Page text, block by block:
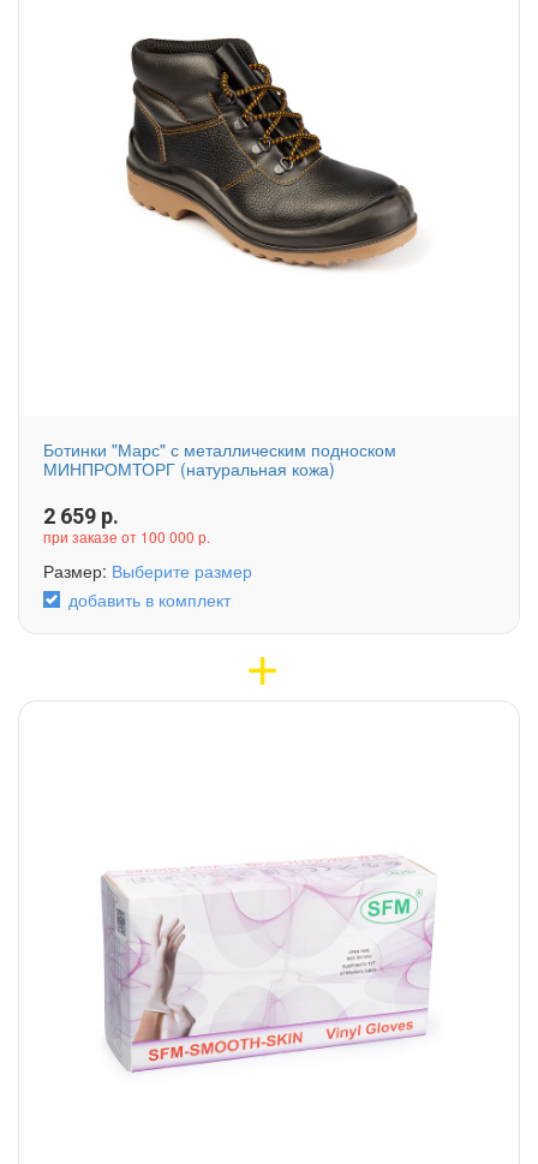
Ботинки "Марс" с металлическим подноском
МИНПРОМТОРГ (натуральная кожа)
2 659 р.
при заказе от 100 000 р.
Размер: Выберите размер
добавить в комплект